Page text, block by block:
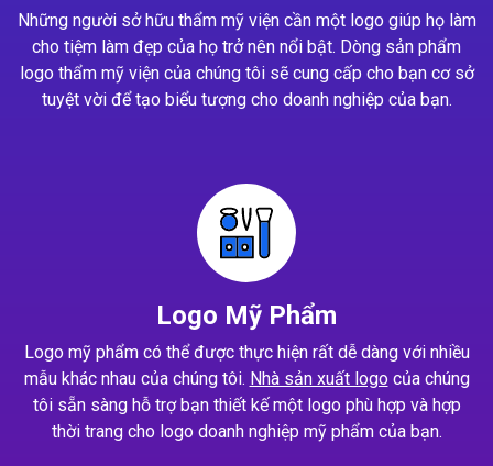
Những người sở hữu thẩm mỹ viện cần một logo giúp họ làm
cho tiệm làm đẹp của họ trở nên nổi bật. Dòng sản phẩm
logo thẩm mỹ viện của chúng tôi sẽ cung cấp cho bạn cơ sở
tuyệt vời để tạo biểu tượng cho doanh nghiệp của bạn.
Logo Mỹ Phẩm
Logo mỹ phẩm có thể được thực hiện rất dễ dàng với nhiều
mẫu khác nhau của chúng tôi. Nhà sản xuất logocủa chúng
tôi sẵn sàng hỗ trợ bạn thiết kế một logo phù hợp và hợp
thời trang cho logo doanh nghiệp mỹ phẩm của bạn.